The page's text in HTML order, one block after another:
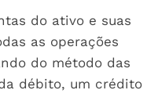
do ativo e suas
as operações
do método das
débito, um crédito